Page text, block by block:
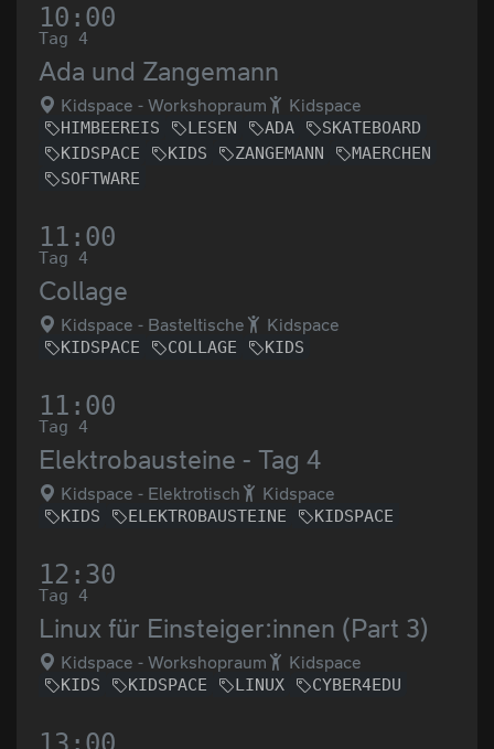
10:00
Tag 4
Ada und Zangemann
Kidspace - Workshopraum Kidspace
HIMBEEREIS LESEN ADA
SKATEBOARD
KIDSPACE
KIDS ZANGEMANN
MAERCHEN
SOFTWARE
11:00
Tag 4
Collage
Kidspace - Basteltische Kidspace
KIDSPACE COLLAGE KIDS
11:00
Tag 4
Elektrobausteine - Tag 4
Kidspace - Elektrotisch Kidspace
KIDS ELEKTROBAUSTEINE KIDSPACE
12:30
Tag 4
Linux für Einsteiger:innen (Part 3)
Kidspace - Workshopraum Kidspace
KIDS KIDSPACE LINUX CYBER4EDU